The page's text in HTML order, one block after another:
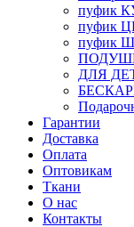
пуфик
пуфик
пуфик
ДЛЯ
Гарантии
Доставка
Оплата
Оптовикам
Ткани
О нас
Контакты